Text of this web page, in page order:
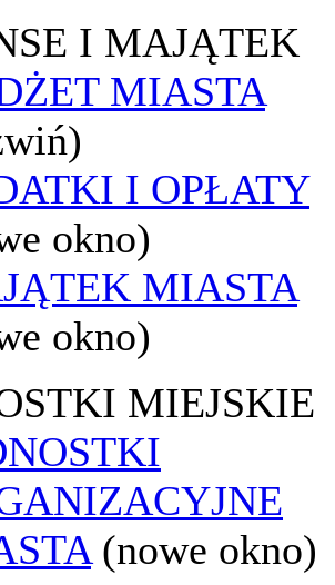
I MAJĄTEK
MIASTA
I OPŁATY
okno)
MIASTA
okno)
MIEJSKIE
(nowe okno)